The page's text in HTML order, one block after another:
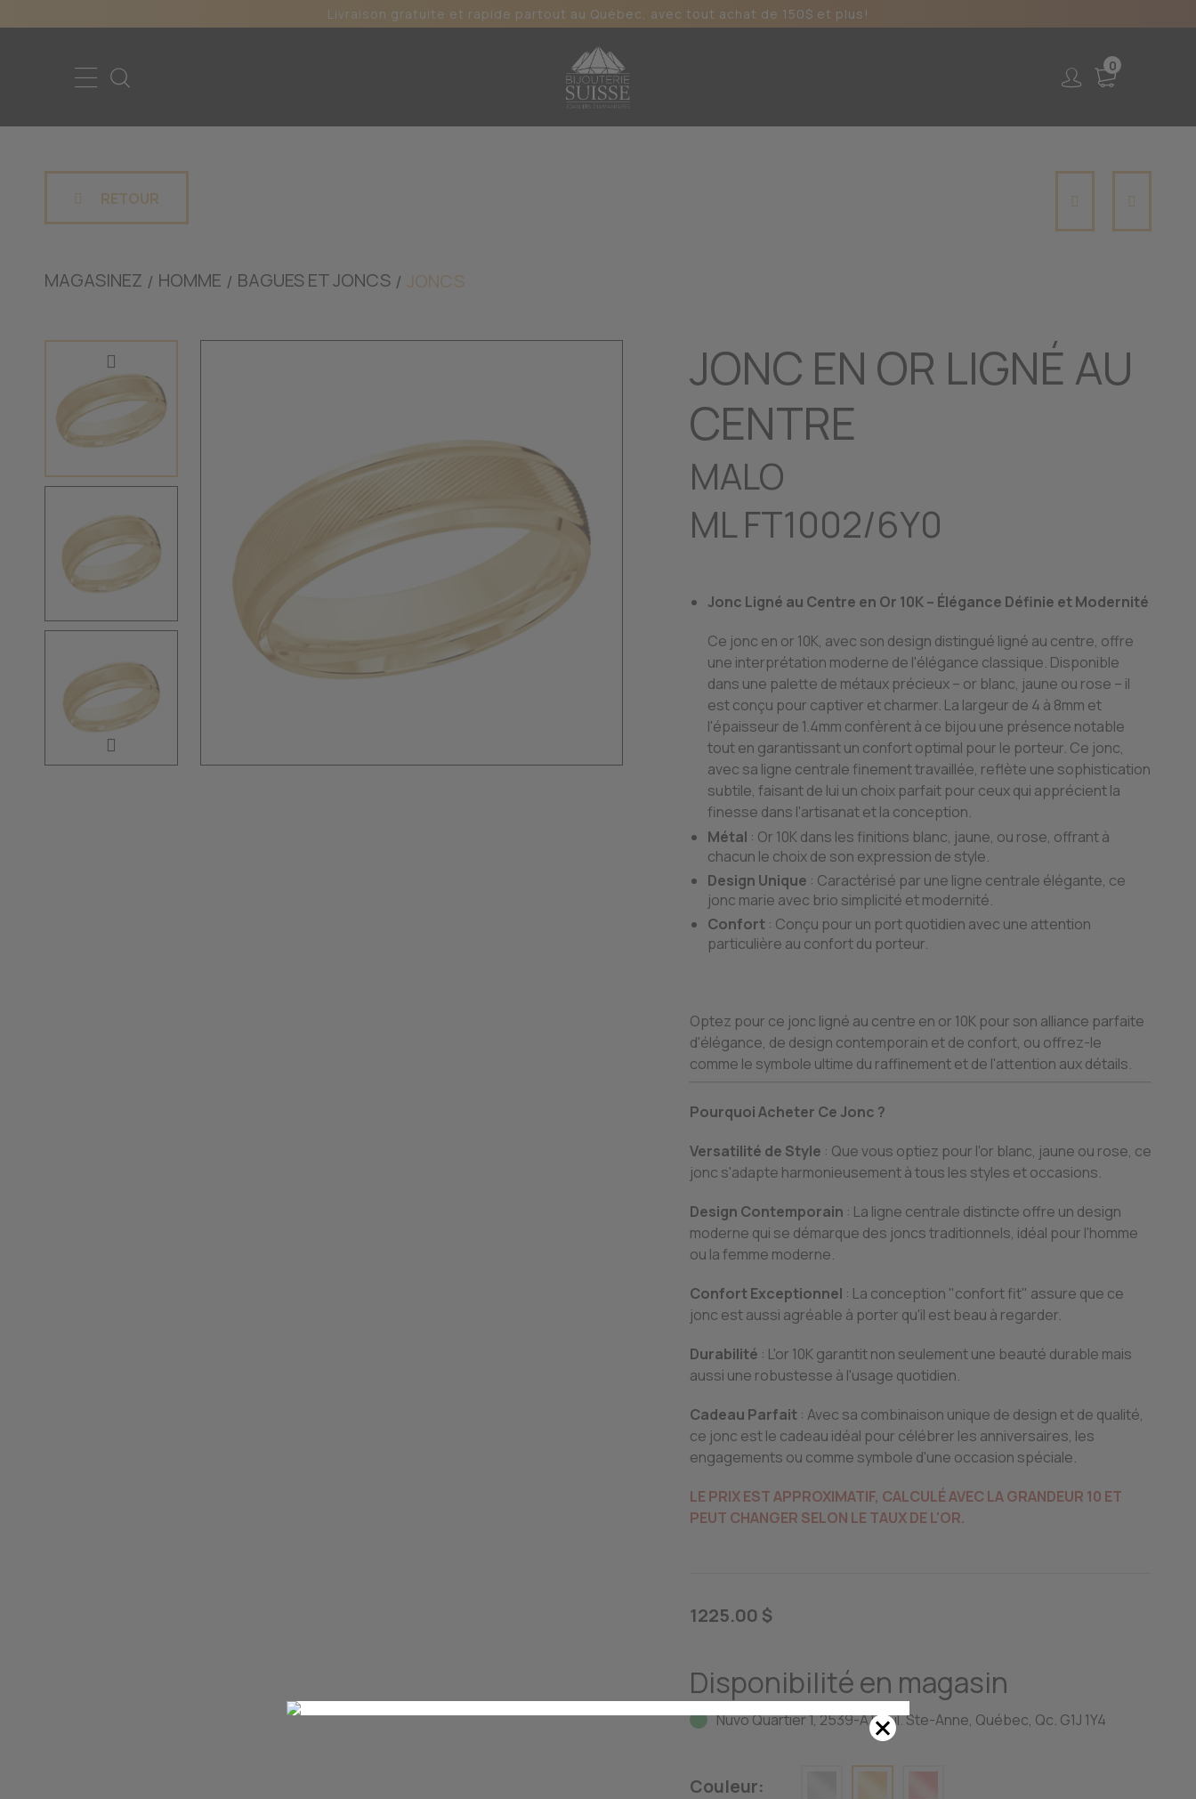
Livraison gratuite et rapide partout au Québec, avec tout achat de 150$ et plus!
0
RETOUR
MAGASINEZ HOMME BAGUES ET JONCS JONCS
JONC EN OR LIGNÉ AU
CENTRE
MALO
ML FT1002/6Y0
Jonc Ligné au Centre en Or 10K – Élégance Définie et Modernité
Ce jonc en or 10K, avec son design distingué ligné au centre, offre
une interprétation moderne de l'élégance classique. Disponible
dans une palette de métaux précieux – or blanc, jaune ou rose – il
est conçu pour captiver et charmer. La largeur de 4 à 8mm et
l'épaisseur de 1.4mm confèrent à ce bijou une présence notable
tout en garantissant un confort optimal pour le porteur. Ce jonc,
avec sa ligne centrale finement travaillée, reflète une sophistication
subtile, faisant de lui un choix parfait pour ceux qui apprécient la
finesse dans l'artisanat et la conception.
Métal : Or 10K dans les finitions blanc, jaune, ou rose, offrant à
chacun le choix de son expression de style.
Design Unique : Caractérisé par une ligne centrale élégante, ce
jonc marie avec brio simplicité et modernité.
Confort : Conçu pour un port quotidien avec une attention
particulière au confort du porteur.
Optez pour ce jonc ligné au centre en or 10K pour son alliance parfaite
d'élégance, de design contemporain et de confort, ou offrez-le
comme le symbole ultime du raffinement et de l'attention aux détails.
Pourquoi Acheter Ce Jonc ?
Versatilité de Style : Que vous optiez pour l'or blanc, jaune ou rose, ce
jonc s'adapte harmonieusement à tous les styles et occasions.
Design Contemporain : La ligne centrale distincte offre un design
moderne qui se démarque des joncs traditionnels, idéal pour l'homme
ou la femme moderne.
Confort Exceptionnel : La conception "confort fit" assure que ce
jonc est aussi agréable à porter qu'il est beau à regarder.
Durabilité : L'or 10K garantit non seulement une beauté durable mais
aussi une robustesse à l'usage quotidien.
Cadeau Parfait : Avec sa combinaison unique de design et de qualité,
ce jonc est le cadeau idéal pour célébrer les anniversaires, les
engagements ou comme symbole d'une occasion spéciale.
LE PRIX EST APPROXIMATIF, CALCULÉ AVEC LA GRANDEUR 10 ET
PEUT CHANGER SELON LE TAUX DE L'OR.
1225.00 $
Disponibilité en magasin
Nuvo Quartier 1, 2539-A Boul. Ste-Anne, Québec, Qc. G1J 1Y4
Couleur: